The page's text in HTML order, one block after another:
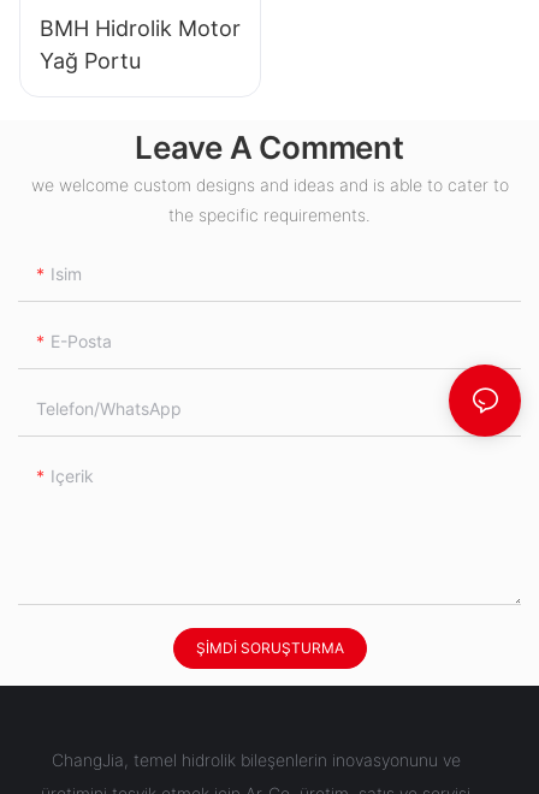
BMH Hidrolik Motor
Yağ Portu
Leave A Comment
we welcome custom designs and ideas and is able to cater to
the specific requirements.
Isim
E-Posta
Telefon/WhatsApp
Içerik
ŞIMDI SORUŞTURMA
ChangJia, temel hidrolik bileşenlerin inovasyonunu ve